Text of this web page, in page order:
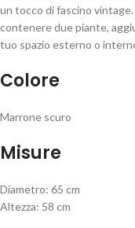
un tocco di fascino
contenere due piante,
tuo spazio esterno o
Colore
Marrone scuro
Misure
Diametro: 65 cm
Altezza: 58 cm